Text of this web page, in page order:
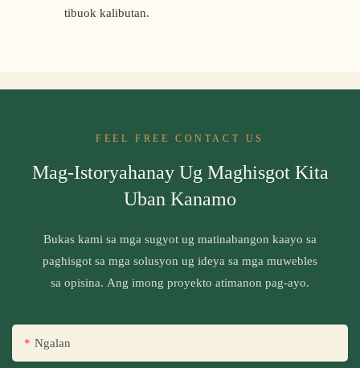
tibuok kalibutan.
FEEL FREE CONTACT US
Mag-Istoryahanay Ug Maghisgot Kita
Uban Kanamo
Bukas kami sa mga sugyot ug matinabangon kaayo sa
paghisgot sa mga solusyon ug ideya sa mga muwebles
sa opisina. Ang imong proyekto atimanon pag-ayo.
Ngalan